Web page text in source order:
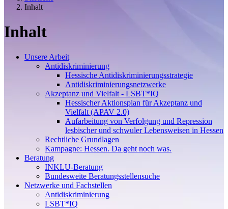
Inhalt
Inhalt
Unsere Arbeit
Antidiskriminierung
Hessische Antidiskriminierungsstrategie
Antidiskriminierungsnetzwerke
Akzeptanz und Vielfalt - LSBT*IQ
Hessischer Aktionsplan für Akzeptanz und
Vielfalt (APAV 2.0)
Aufarbeitung von Verfolgung und Repression
lesbischer und schwuler Lebensweisen in Hessen
Rechtliche Grundlagen
Kampagne: Hessen. Da geht noch was.
Beratung
INKLU-Beratung
Bundesweite Beratungsstellensuche
Netzwerke und Fachstellen
Antidiskriminierung
LSBT*IQ